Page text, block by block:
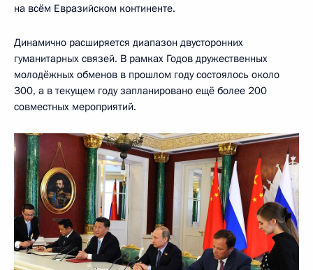
на всём Евразийском континенте.
Динамично расширяется диапазон двусторонних
гуманитарных связей. В рамках Годов дружественных
молодёжных обменов в прошлом году состоялось около
300, а в текущем году запланировано ещё более 200
совместных мероприятий.